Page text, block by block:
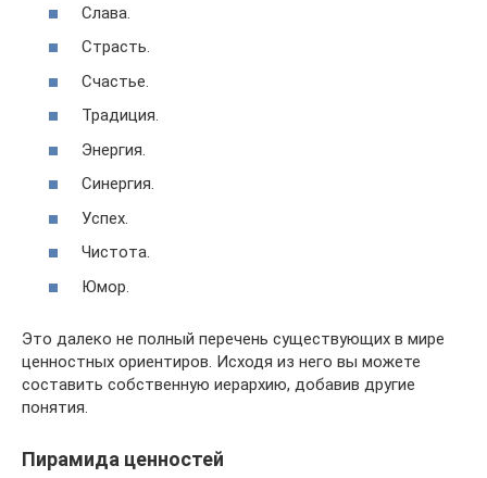
Слава.
Страсть.
Счастье.
Традиция.
Энергия.
Синергия.
Успех.
Чистота.
Юмор.
Это далеко не полный перечень существующих в мире
ценностных ориентиров. Исходя из него вы можете
составить собственную иерархию, добавив другие
понятия.
Пирамида ценностей